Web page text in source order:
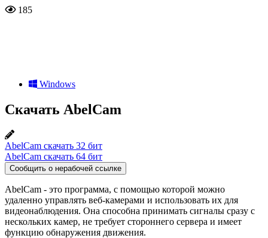
185
Windows
Скачать AbelCam
AbelCam скачать 32 бит
AbelCam скачать 64 бит
Сообщить о нерабочей ссылке
AbelCam - это программа, с помощью которой можно
удаленно управлять веб-камерами и использовать их для
видеонаблюдения. Она способна принимать сигналы сразу с
нескольких камер, не требует стороннего сервера и имеет
функцию обнаружения движения.